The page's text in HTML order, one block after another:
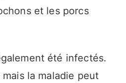
et les porcs
été infectés.
la maladie peut